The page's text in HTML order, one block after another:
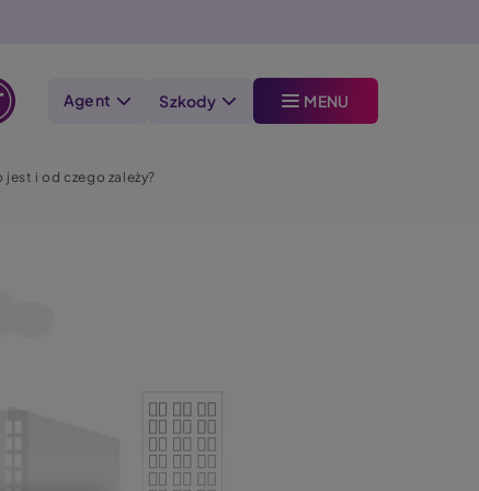
Agent Szkody MENU
i od czego zależy?